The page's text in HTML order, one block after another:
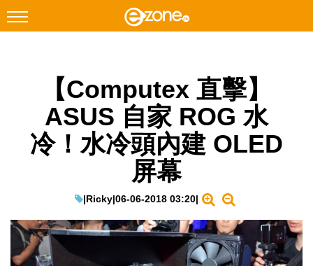
Facebook Instagram
科技焦點
網絡生活
EduTech
IT Times
【Computex 直擊】
ASUS 自家 ROG 水
冷！水冷頭內建 OLED
屏幕
|Ricky|06-06-2018 03:20|